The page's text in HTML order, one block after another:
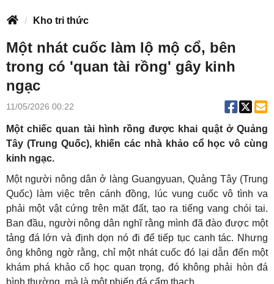
Kho tri thức
Một nhát cuốc làm lộ mộ cổ, bên
trong có 'quan tài rồng' gây kinh
ngạc
11/05/2026 00:22
Một chiếc quan tài hình rồng được khai quật ở Quảng
Tây (Trung Quốc), khiến các nhà khảo cổ học vô cùng
kinh ngạc.
Một người nông dân ở làng Guangyuan, Quảng Tây (Trung
Quốc) làm việc trên cánh đồng, lúc vung cuốc vô tình va
phải một vật cứng trên mặt đất, tạo ra tiếng vang chói tai.
Ban đầu, người nông dân nghĩ rằng mình đã đào được một
tảng đá lớn và định dọn nó đi để tiếp tục canh tác. Nhưng
ông không ngờ rằng, chỉ một nhát cuốc đó lại dẫn đến một
khám phá khảo cổ học quan trọng, đó không phải hòn đá
bình thường, mà là một phiến đá cẩm thạch.